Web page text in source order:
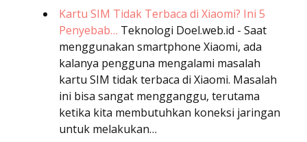
Kartu SIM Tidak Terbaca di Xiaomi? Ini 5
Penyebab… Teknologi Doel.web.id - Saat
menggunakan smartphone Xiaomi, ada
kalanya pengguna mengalami masalah
kartu SIM tidak terbaca di Xiaomi. Masalah
ini bisa sangat mengganggu, terutama
ketika kita membutuhkan koneksi jaringan
untuk melakukan…